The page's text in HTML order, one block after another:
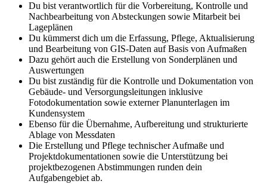
Du bist verantwortlich für die Vorbereitung, Kontrolle und
Nachbearbeitung von Absteckungen sowie Mitarbeit bei
Lageplänen
Du kümmerst dich um die Erfassung, Pflege, Aktualisierung
und Bearbeitung von GIS-Daten auf Basis von Aufmaßen
Dazu gehört auch die Erstellung von Sonderplänen und
Auswertungen
Du bist zuständig für die Kontrolle und Dokumentation von
Gebäude- und Versorgungsleitungen inklusive
Fotodokumentation sowie externer Planunterlagen im
Kundensystem
Ebenso für die Übernahme, Aufbereitung und strukturierte
Ablage von Messdaten
Die Erstellung und Pflege technischer Aufmaße und
Projektdokumentationen sowie die Unterstützung bei
projektbezogenen Abstimmungen runden dein
Aufgabengebiet ab.